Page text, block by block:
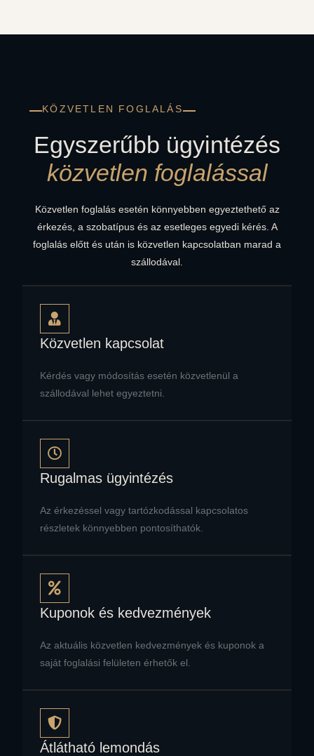
Közvetlen foglalás esetén könnyebben egyeztethető az
érkezés, a szobatípus és az esetleges egyedi kérés. A
foglalás előtt és után is közvetlen kapcsolatban marad a
szállodával.
Egyszerűbb ügyintézés
közvetlen foglalással
KÖZVETLEN FOGLALÁS
Közvetlen kapcsolat
Kérdés vagy módosítás esetén közvetlenül a
szállodával lehet egyeztetni.
Rugalmas ügyintézés
Az érkezéssel vagy tartózkodással kapcsolatos
részletek könnyebben pontosíthatók.
Kuponok és kedvezmények
Az aktuális közvetlen kedvezmények és kuponok a
saját foglalási felületen érhetők el.
Átlátható lemondás